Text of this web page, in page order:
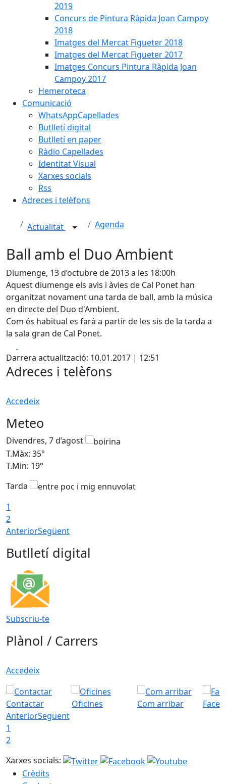
2019
Concurs de Pintura Ràpida Joan Campoy
2018
Imatges del Mercat Figueter 2018
Imatges del Mercat Figueter 2017
Imatges Concurs Pintura Ràpida Joan
Campoy 2017
Hemeroteca
Comunicació
WhatsAppCapellades
Butlletí digital
Butlletí en paper
Ràdio Capellades
Identitat Visual
Xarxes socials
Rss
Adreces i telèfons
Actualitat Agenda
Ball amb el Duo Ambient
Diumenge, 13 d’octubre de 2013 a les 18:00h
Aquest diumenge els avis i àvies de Cal Ponet han
organitzat novament una tarda de ball, amb la música
en directe del Duo d'Ambient.
Com és habitual es farà a partir de les sis de la tarda a
la sala gran de Cal Ponet.
Darrera actualització: 10.01.2017 | 12:51
Adreces i telèfons
Accedeix
Meteo
Divendres, 7 d’agost
T.Màx: 35°
T.Min: 19°
Tarda
1
2
AnteriorSegüent
Butlletí digital
Subscriu-te
Plànol / Carrers
Accedeix
Contactar Oficines Com arribar
AnteriorSegüent
1
2
Xarxes socials:
Crèdits